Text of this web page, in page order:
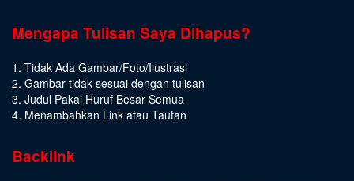
Mengapa Tulisan Saya Dihapus?
1. Tidak Ada Gambar/Foto/Ilustrasi
2. Gambar tidak sesuai dengan tulisan
3. Judul Pakai Huruf Besar Semua
4. Menambahkan Link atau Tautan
Backlink